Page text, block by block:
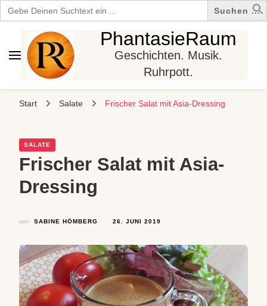
Search
for:
PhantasieRaum
Geschichten. Musik.
Ruhrpott.
Start Salate Frischer Salat mit Asia-Dressing
SALATE
Frischer Salat mit Asia-
Dressing
von SABINE HÖMBERG 26. JUNI 2019